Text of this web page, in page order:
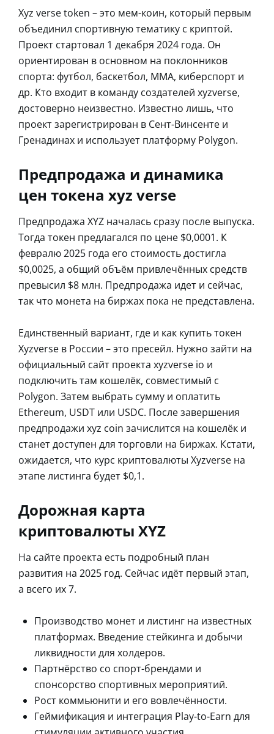
Xyz verse token – это мем-коин, который первым
объединил спортивную тематику с криптой.
Проект стартовал 1 декабря 2024 года. Он
ориентирован в основном на поклонников
спорта: футбол, баскетбол, MMA, киберспорт и
др. Кто входит в команду создателей xyzverse,
достоверно неизвестно. Известно лишь, что
проект зарегистрирован в Сент-Винсенте и
Гренадинах и использует платформу Polygon.
Предпродажа и динамика
цен токена xyz verse
Предпродажа XYZ началась сразу после выпуска.
Тогда токен предлагался по цене $0,0001. К
февралю 2025 года его стоимость достигла
$0,0025, а общий объём привлечённых средств
превысил $8 млн. Предпродажа идет и сейчас,
так что монета на биржах пока не представлена.
Единственный вариант, где и как купить токен
Xyzverse в России – это пресейл. Нужно зайти на
официальный сайт проекта xyzverse io и
подключить там кошелёк, совместимый с
Polygon. Затем выбрать сумму и оплатить
Ethereum, USDT или USDC. После завершения
предпродажи xyz coin зачислится на кошелёк и
станет доступен для торговли на биржах. Кстати,
ожидается, что курс криптовалюты Xyzverse на
этапе листинга будет $0,1.
Дорожная карта
криптовалюты XYZ
На сайте проекта есть подробный план
развития на 2025 год. Сейчас идёт первый этап,
а всего их 7.
Производство монет и листинг на известных
платформах. Введение стейкинга и добычи
ликвидности для холдеров.
Партнёрство со спорт-брендами и
спонсорство спортивных мероприятий.
Рост коммьюнити и его вовлечённости.
Геймификация и интеграция Play-to-Earn для